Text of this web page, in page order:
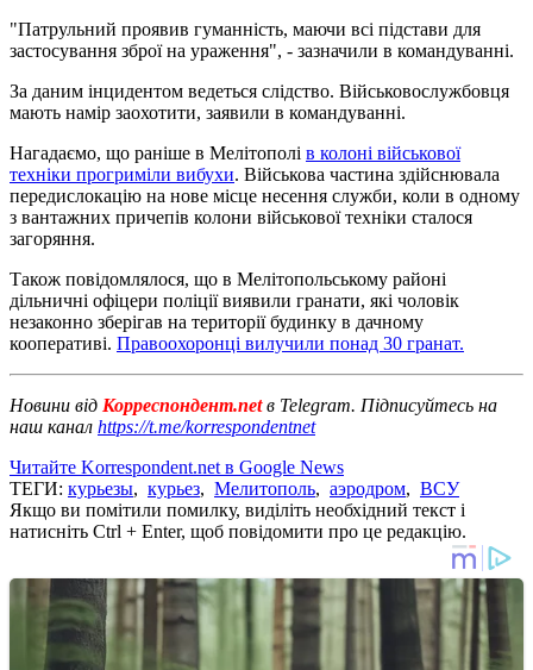
"Патрульний проявив гуманність, маючи всі підстави для
застосування зброї на ураження", - зазначили в командуванні.
За даним інцидентом ведеться слідство. Військовослужбовця
мають намір заохотити, заявили в командуванні.
Нагадаємо, що раніше в Мелітополі в колоні військової
техніки прогриміли вибухи. Військова частина здійснювала
передислокацію на нове місце несення служби, коли в одному
з вантажних причепів колони військової техніки сталося
загоряння.
Також повідомлялося, що в Мелітопольському районі
дільничні офіцери поліції виявили гранати, які чоловік
незаконно зберігав на території будинку в дачному
кооперативі. Правоохоронці вилучили понад 30 гранат.
Новини від Корреспондент.netв Telegram. Підписуйтесь на
наш канал https://t.me/korrespondentnet
Читайте Korrespondent.net в Google News
ТЕГИ: курьезы, курьез, Мелитополь, аэродром, ВСУ
Якщо ви помітили помилку, виділіть необхідний текст і
натисніть Ctrl + Enter, щоб повідомити про це редакцію.